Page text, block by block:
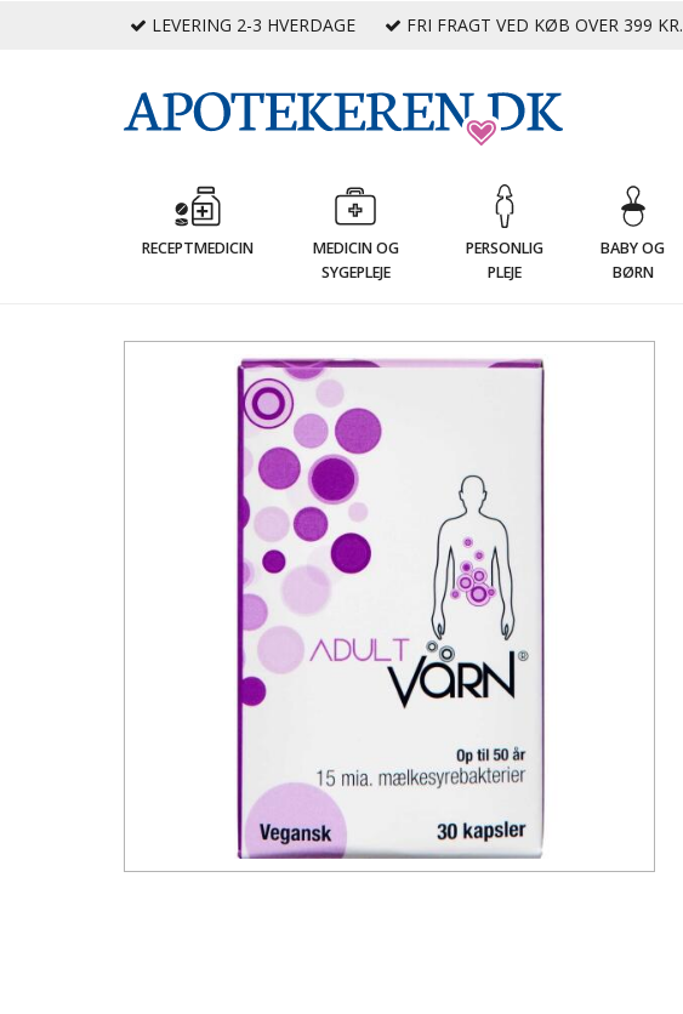
LEVERING 2-3 HVERDAGE FRI FRAGT VED KØB OVER 399 KR.
RECEPTMEDICIN
MEDICIN OG
SYGEPLEJE
PERSONLIG
PLEJE
BABY OG
BØRN